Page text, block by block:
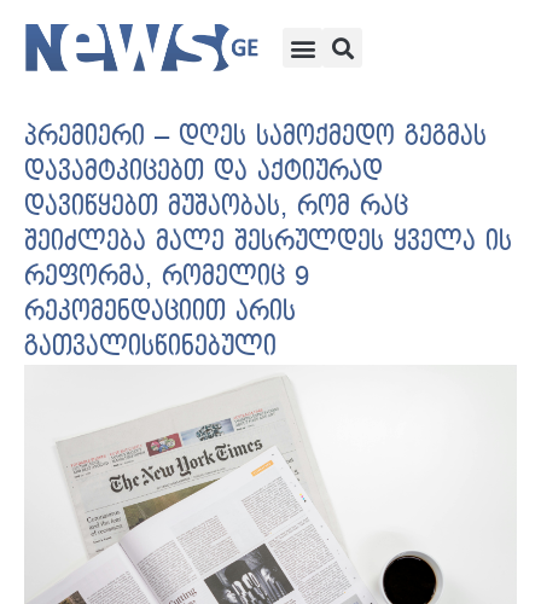
პრემიერი – დღეს სამოქმედო გეგმას
დავამტკიცებთ და აქტიურად
დავიწყებთ მუშაობას, რომ რაც
შეიძლება მალე შესრულდეს ყველა ის
რეფორმა, რომელიც 9
რეკომენდაციით არის
გათვალისწინებული